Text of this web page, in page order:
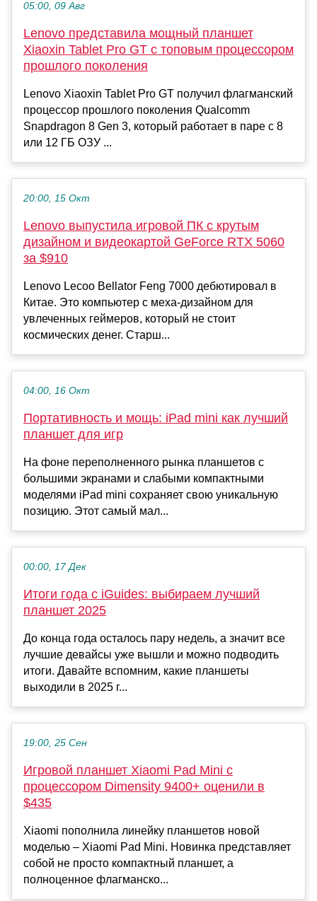
05:00, 09 Авг
Lenovo представила мощный планшет
Xiaoxin Tablet Pro GT с топовым процессором
прошлого поколения
Lenovo Xiaoxin Tablet Pro GT получил флагманский
процессор прошлого поколения Qualcomm
Snapdragon 8 Gen 3, который работает в паре с 8
или 12 ГБ ОЗУ ...
20:00, 15 Окт
Lenovo выпустила игровой ПК с крутым
дизайном и видеокартой GeForce RTX 5060
за $910
Lenovo Lecoo Bellator Feng 7000 дебютировал в
Китае. Это компьютер с меха-дизайном для
увлеченных геймеров, который не стоит
космических денег. Старш...
04:00, 16 Окт
Портативность и мощь: iPad mini как лучший
планшет для игр
На фоне переполненного рынка планшетов с
большими экранами и слабыми компактными
моделями iPad mini сохраняет свою уникальную
позицию. Этот самый мал...
00:00, 17 Дек
Итоги года с iGuides: выбираем лучший
планшет 2025
До конца года осталось пару недель, а значит все
лучшие девайсы уже вышли и можно подводить
итоги. Давайте вспомним, какие планшеты
выходили в 2025 г...
19:00, 25 Сен
Игровой планшет Xiaomi Pad Mini с
процессором Dimensity 9400+ оценили в
$435
Xiaomi пополнила линейку планшетов новой
моделью – Xiaomi Pad Mini. Новинка представляет
собой не просто компактный планшет, а
полноценное флагманско...